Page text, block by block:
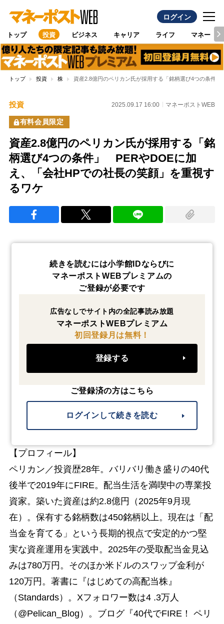
ログイン
トップ 投資 ビジネス キャリア ライフ マネー
トップ 投資 株 資産2.8億円のペリカン氏が採用する「銘柄選び4つの条件
投資 2025.09.17 16:00 マネーポストWEB
有料会員限定
資産2.8億円のペリカン氏が採用する「銘
柄選び4つの条件」 PERやDOEに加
え、「会社HPでの社長の笑顔」を重視す
るワケ
続きを読むには小学館IDならびに
マネーポストWEBプレミアムの
ご登録が必要です
広告なしでサイト内の全記事読み放題
マネーポストWEBプレミアム
初回登録月は無料！
登録する
ご登録済の方はこちら
ログインして続きを読む
【プロフィール】
ペリカン／投資歴28年。バリバリ働き盛りの40代
後半で2019年にFIRE。配当生活を満喫中の専業投
資家。築いた資産は約2.8億円（2025年9月現
在）。保有する銘柄数は450銘柄以上。現在は「配
当金を育てる」という長期的視点で安定的かつ堅
実な資産運用を実践中。2025年の受取配当金見込
みは780万円。そのほか米ドルのスワップ金利が
120万円。著書に『はじめての高配当株』
（Standards）。Xフォロワー数は4 .3万人
（@Pelican_Blog）。ブログ『40代でFIRE！ ペリ